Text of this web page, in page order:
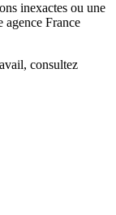
inexactes ou une
agence France
, consultez